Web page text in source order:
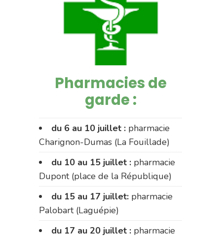
Pharmacies de
garde :
du 6 au 10 juillet : pharmacie
Charignon-Dumas (La Fouillade)
du 10 au 15 juillet : pharmacie
Dupont (place de la République)
du 15 au 17 juillet: pharmacie
Palobart (Laguépie)
du 17 au 20 juillet : pharmacie